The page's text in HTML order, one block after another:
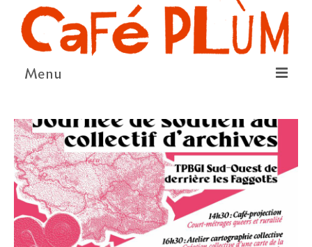
Menu
LA COOPÉRATIVE & L’ASSO
LE CONSEIL COOPÉRATIF
NOUS SOUTENIR
LE PROGRAMME